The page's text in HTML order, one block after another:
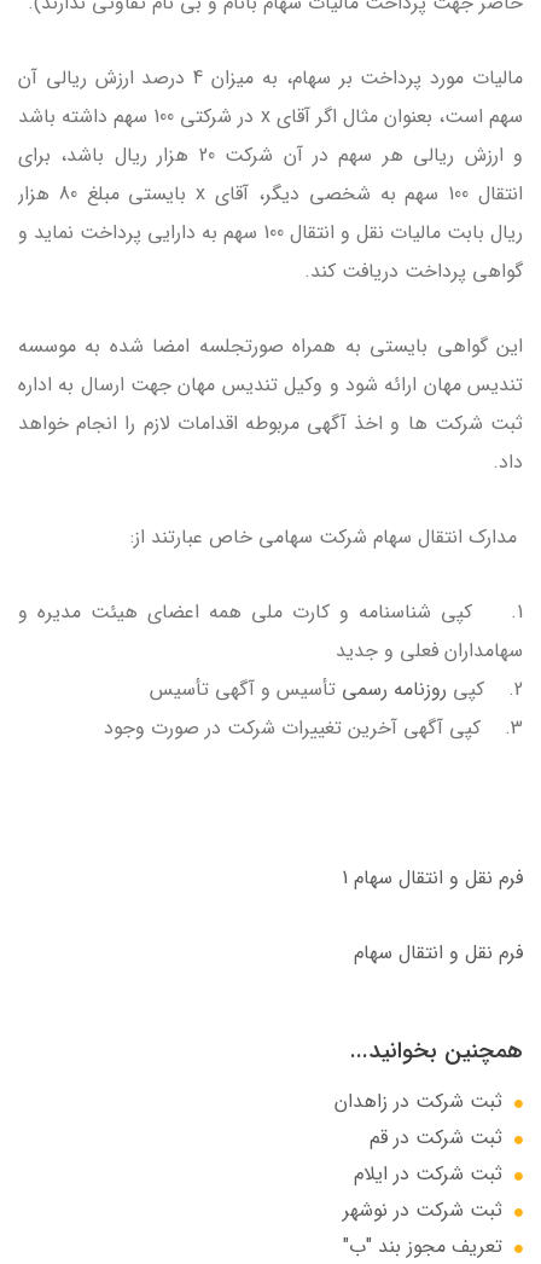
مالیات مورد پرداخت بر سهام، به میزان 4 درصد ارزش ریالی آن
سهم است، بعنوان مثال اگر آقای x در شرکتی 100 سهم داشته باشد
و ارزش ریالی هر سهم در آن شرکت 20 هزار ریال باشد، برای
انتقال 100 سهم به شخصی دیگر، آقای x بایستی مبلغ 80 هزار
ریال بابت مالیات نقل و انتقال 100 سهم به دارایی پرداخت نماید و
گواهی پرداخت دریافت کند.
این گواهی بایستی به همراه صورتجلسه امضا شده به موسسه
تندیس مهان ارائه شود و وکیل تندیس مهان جهت ارسال به اداره
ثبت شرکت ها و اخذ آگهی مربوطه اقدامات لازم را انجام خواهد
داد.
مدارک انتقال سهام شرکت سهامی خاص عبارتند از:
1. کپی شناسنامه و کارت ملی همه اعضای هیئت مدیره و
سهامداران فعلی و جدید
2. کپی
روزنامه رسمی تأسیس و آگهی تأسیس
3. کپی آگهی آخرین تغییرات شرکت در صورت وجود
فرم نقل و انتقال سهام 1
فرم نقل و انتقال سهام
همچنین بخوانید...
ثبت شرکت در زاهدان
ثبت شرکت در قم
ثبت شرکت در ایلام
ثبت شرکت در نوشهر
تعریف مجوز بند "ب"